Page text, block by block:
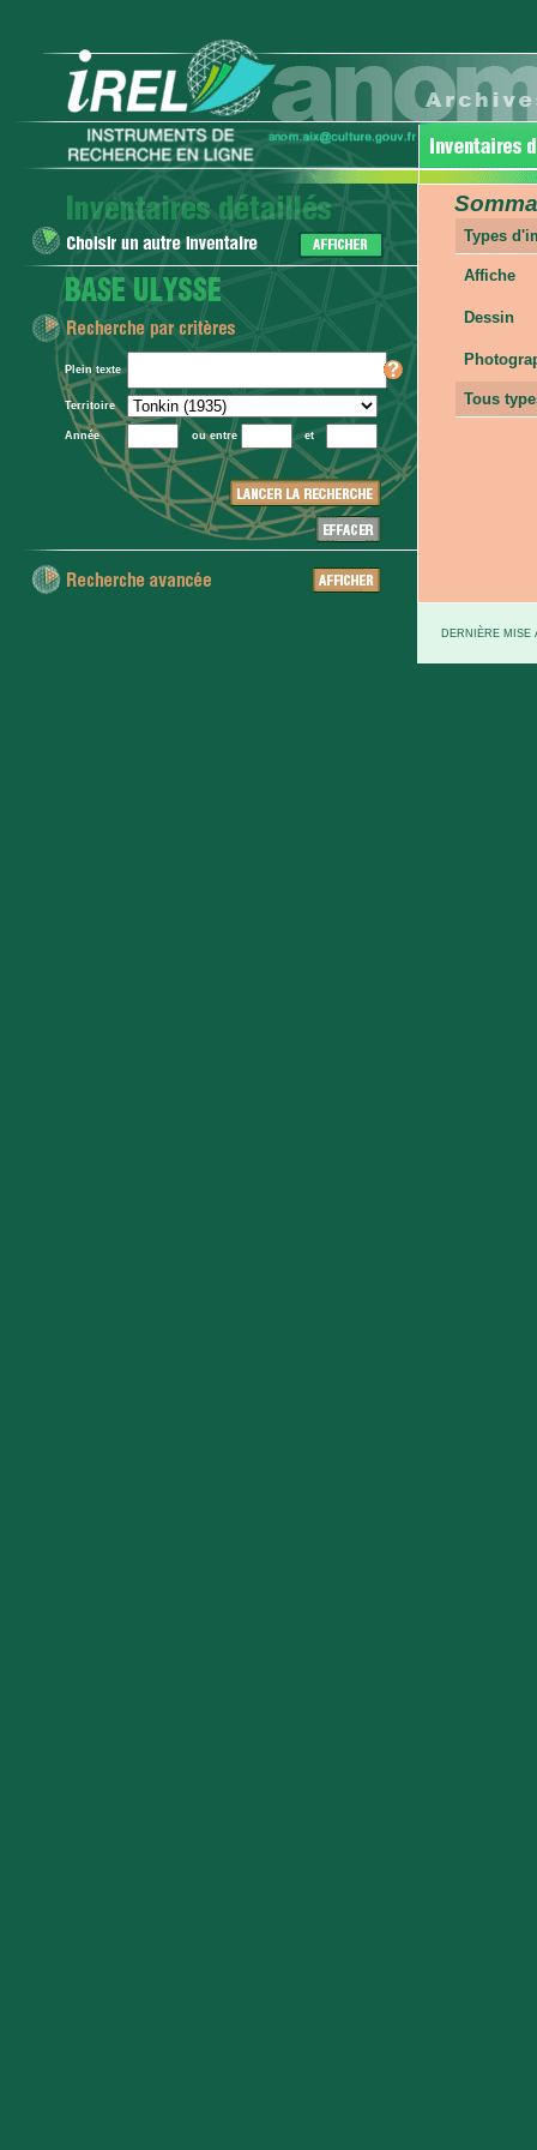
Plein texte
Territoire
Année ou entre et
Types
Affiche
Dessin
Tous
DERNIÈRE MISE